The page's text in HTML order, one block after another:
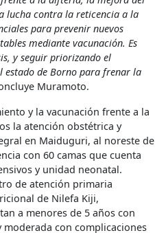
lucha contra la reticencia a la
para prevenir nuevos
mediante vacunación. Es
y seguir priorizando el
estado de Borno para frenar la
Muramoto.
y la vacunación frente a la
la atención obstétrica y
en Maiduguri, al noreste de
con 60 camas que cuenta
y unidad neonatal.
de atención primaria
de Nilefa Kiji,
a menores de 5 años con
con complicaciones